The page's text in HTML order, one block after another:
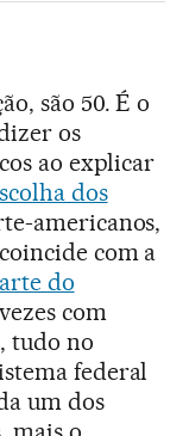
são 50. É o
os
ao explicar
dos
americanos,
com a
do
com
tudo no
federal
um dos